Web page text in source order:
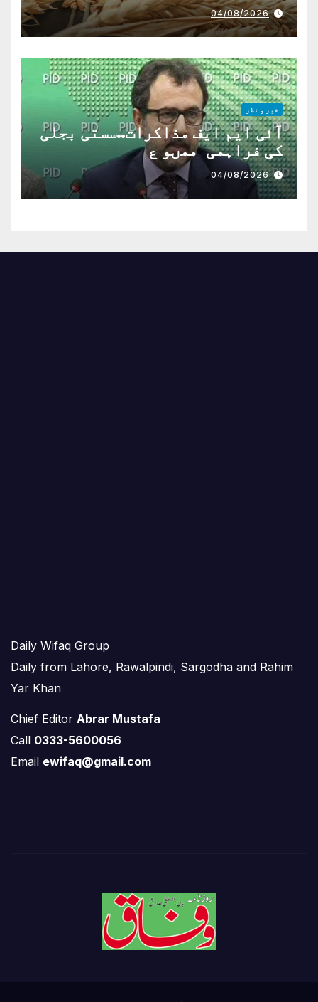
04/08/2026
خبر و نظر
آئی ایم ایف مذاکرات..سستی بجلی
کی فراہمی ممںو ع
04/08/2026
Daily Wifaq Group
Daily from Lahore, Rawalpindi, Sargodha and Rahim
Yar Khan
Chief Editor Abrar Mustafa
Call 0333-5600056
Email ewifaq@gmail.com